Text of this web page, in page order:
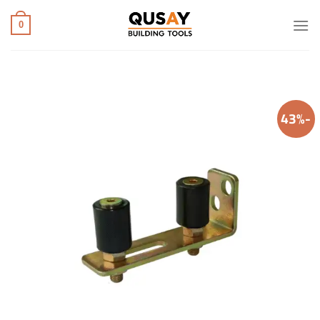
للمحتوى
0
-43%